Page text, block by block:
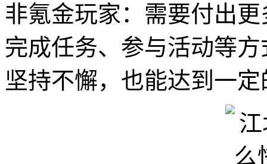
非氪金玩家：需要付出
完成任务、参与活动等
坚持不懈，也能达到一